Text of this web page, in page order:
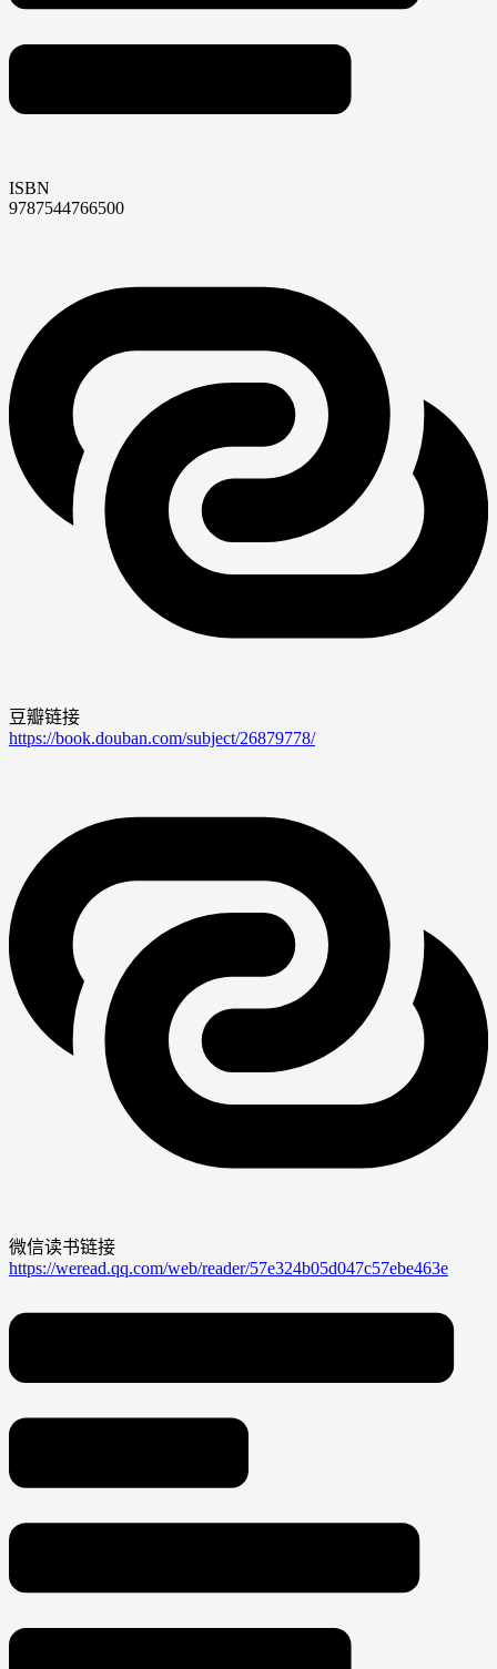
ISBN
9787544766500
豆瓣链接
https://book.douban.com/subject/26879778/
微信读书链接
https://weread.qq.com/web/reader/57e324b05d047c57ebe463e